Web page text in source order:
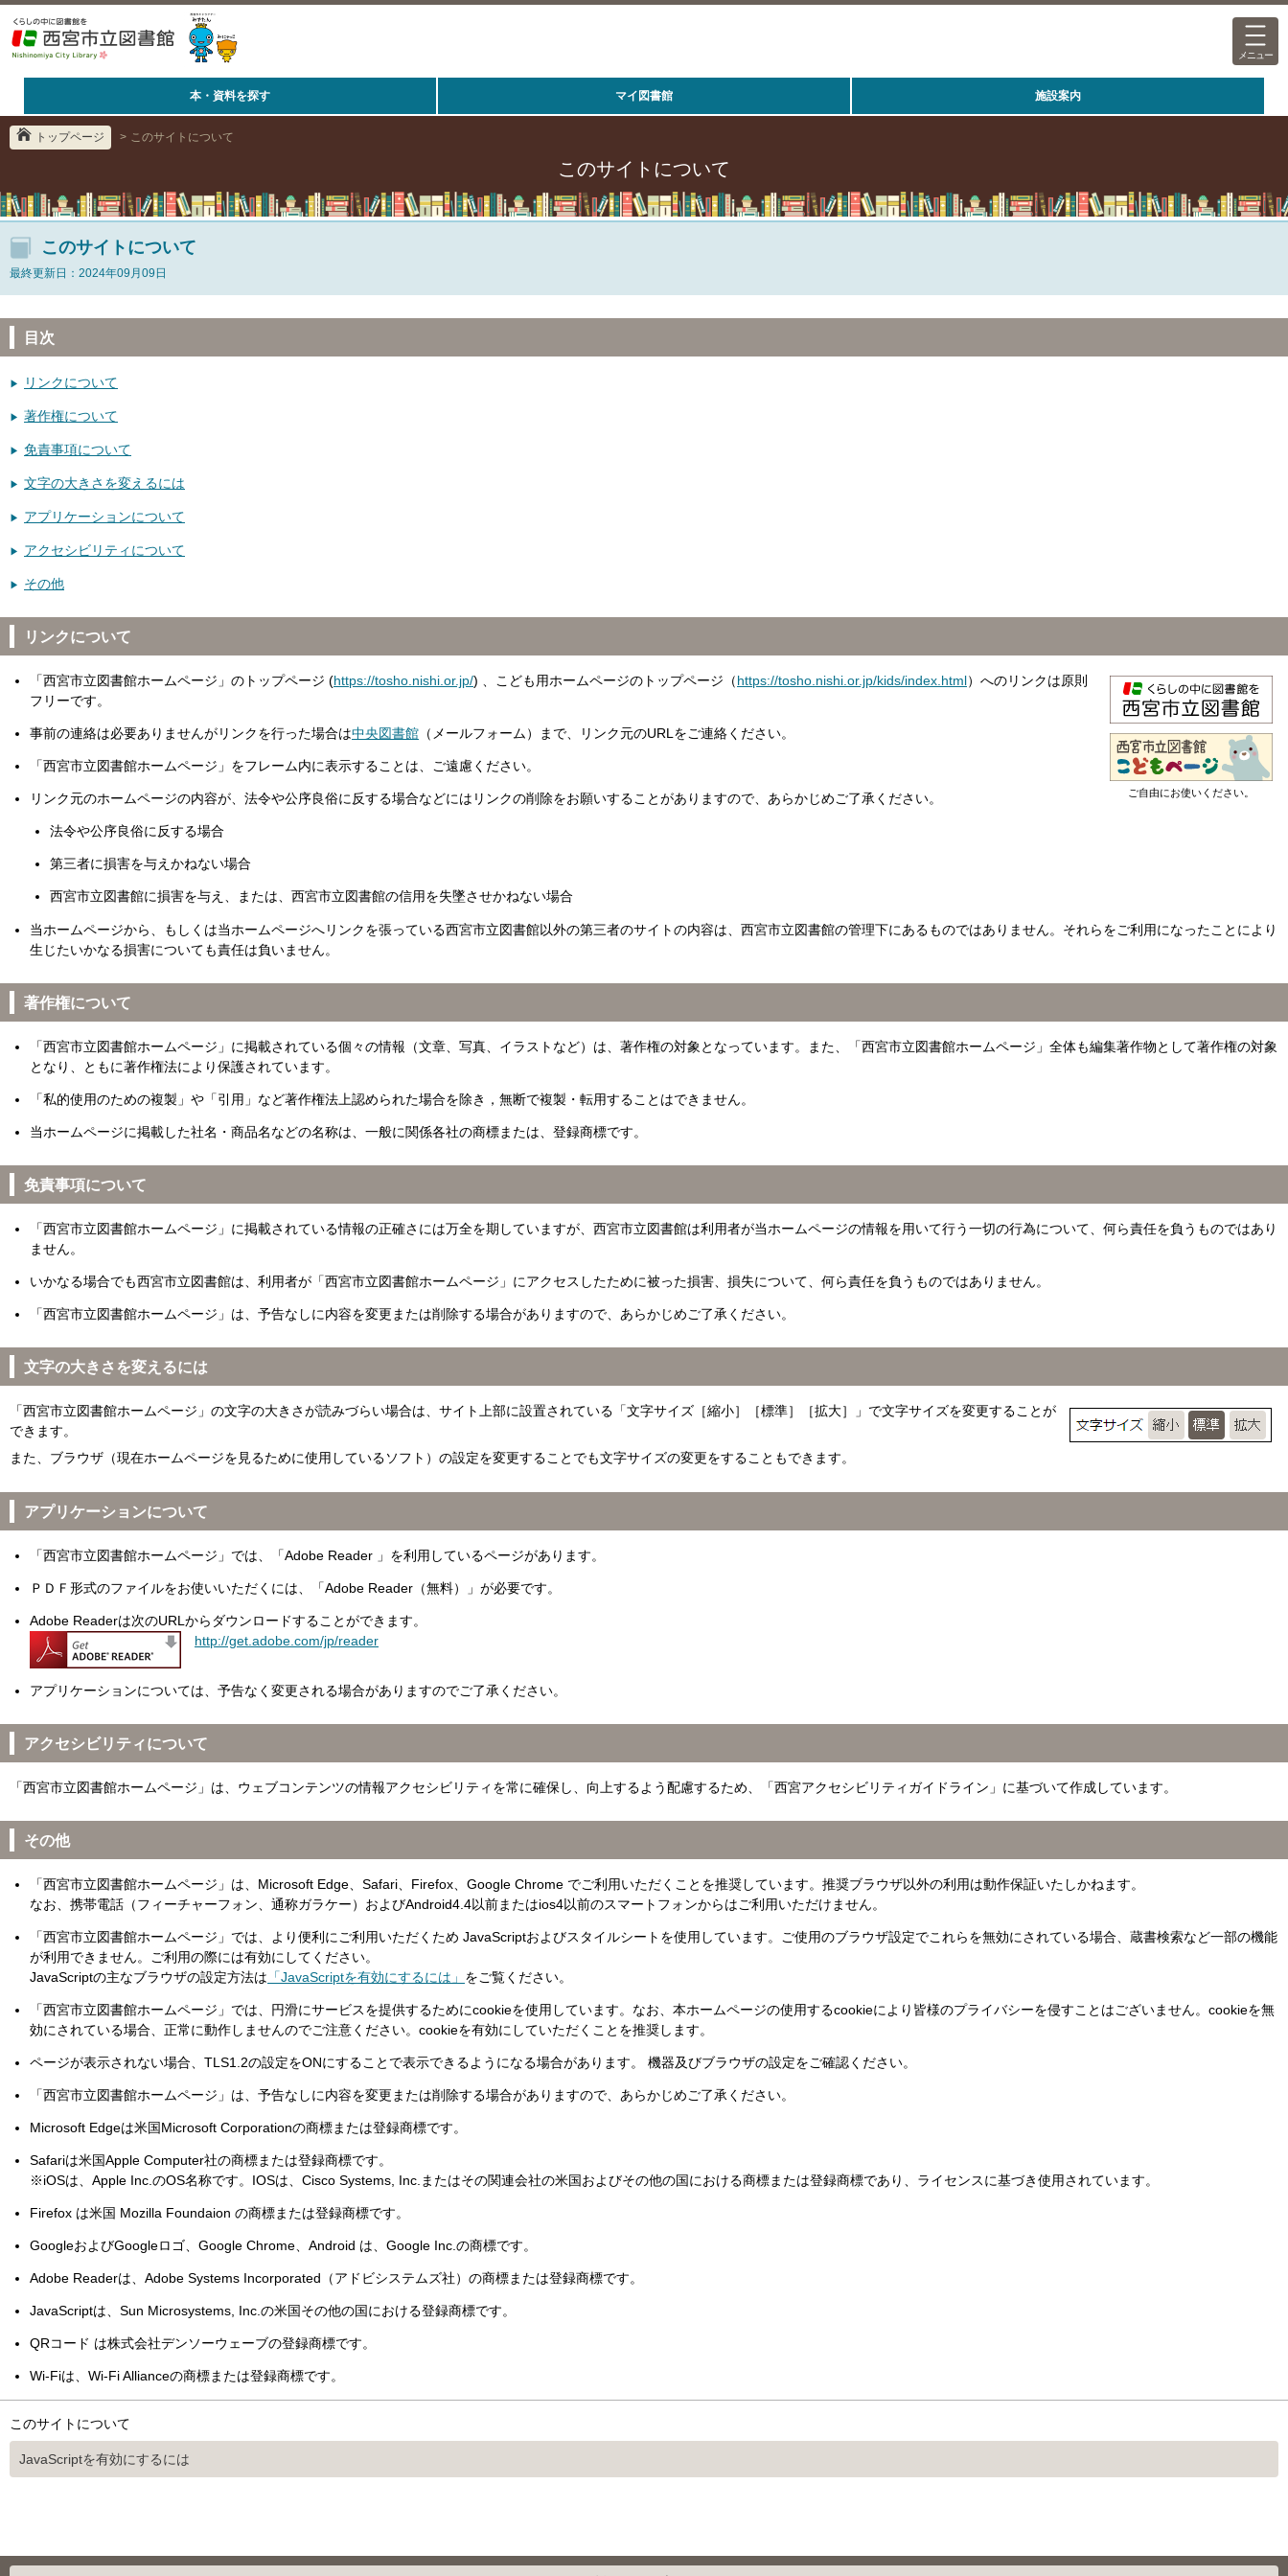
メニュー
本・資料を探す マイ図書館 施設案内
トップページ > このサイトについて
このサイトについて
このサイトについて
最終更新日：2024年09月09日
目次
リンクについて
著作権について
免責事項について
文字の大きさを変えるには
アプリケーションについて
アクセシビリティについて
その他
リンクについて
ご自由にお使いください。
「西宮市立図書館ホームページ」のトップページ (https://tosho.nishi.or.jp/) 、こども用ホームページのトップページ（https://tosho.nishi.or.jp/kids/index.html）へのリンクは原則
フリーです。
事前の連絡は必要ありませんがリンクを行った場合は中央図書館 （メールフォーム）まで、リンク元のURLをご連絡ください。
「西宮市立図書館ホームページ」をフレーム内に表示することは、ご遠慮ください。
リンク元のホームページの内容が、法令や公序良俗に反する場合などにはリンクの削除をお願いすることがありますので、あらかじめご了承ください。
法令や公序良俗に反する場合
第三者に損害を与えかねない場合
西宮市立図書館に損害を与え、または、西宮市立図書館の信用を失墜させかねない場合
当ホームページから、もしくは当ホームページへリンクを張っている西宮市立図書館以外の第三者のサイトの内容は、西宮市立図書館の管理下にあるものではありません。それらをご利用になったことにより
生じたいかなる損害についても責任は負いません。
著作権について
「西宮市立図書館ホームページ」に掲載されている個々の情報（文章、写真、イラストなど）は、著作権の対象となっています。また、「西宮市立図書館ホームページ」全体も編集著作物として著作権の対象
となり、ともに著作権法により保護されています。
「私的使用のための複製」や「引用」など著作権法上認められた場合を除き，無断で複製・転用することはできません。
当ホームページに掲載した社名・商品名などの名称は、一般に関係各社の商標または、登録商標です。
免責事項について
「西宮市立図書館ホームページ」に掲載されている情報の正確さには万全を期していますが、西宮市立図書館は利用者が当ホームページの情報を用いて行う一切の行為について、何ら責任を負うものではあり
ません。
いかなる場合でも西宮市立図書館は、利用者が「西宮市立図書館ホームページ」にアクセスしたために被った損害、損失について、何ら責任を負うものではありません。
「西宮市立図書館ホームページ」は、予告なしに内容を変更または削除する場合がありますので、あらかじめご了承ください。
文字の大きさを変えるには
「西宮市立図書館ホームページ」の文字の大きさが読みづらい場合は、サイト上部に設置されている「文字サイズ［縮小］［標準］［拡大］」で文字サイズを変更することが
できます。
また、ブラウザ（現在ホームページを見るために使用しているソフト）の設定を変更することでも文字サイズの変更をすることもできます。
アプリケーションについて
「西宮市立図書館ホームページ」では、「Adobe Reader 」を利用しているページがあります。
ＰＤＦ形式のファイルをお使いいただくには、「Adobe Reader（無料）」が必要です。
Adobe Readerは次のURLからダウンロードすることができます。
http://get.adobe.com/jp/reader
アプリケーションについては、予告なく変更される場合がありますのでご了承ください。
アクセシビリティについて
「西宮市立図書館ホームページ」は、ウェブコンテンツの情報アクセシビリティを常に確保し、向上するよう配慮するため、「西宮アクセシビリティガイドライン」に基づいて作成しています。
その他
「西宮市立図書館ホームページ」は、Microsoft Edge、Safari、Firefox、Google Chrome でご利用いただくことを推奨しています。推奨ブラウザ以外の利用は動作保証いたしかねます。
なお、携帯電話（フィーチャーフォン、通称ガラケー）およびAndroid4.4以前またはios4以前のスマートフォンからはご利用いただけません。
「西宮市立図書館ホームページ」では、より便利にご利用いただくため JavaScriptおよびスタイルシートを使用しています。ご使用のブラウザ設定でこれらを無効にされている場合、蔵書検索など一部の機能
が利用できません。ご利用の際には有効にしてください。
JavaScriptの主なブラウザの設定方法は 「JavaScriptを有効にするには」 をご覧ください。
「西宮市立図書館ホームページ」では、円滑にサービスを提供するためにcookieを使用しています。なお、本ホームページの使用するcookieにより皆様のプライバシーを侵すことはございません。cookieを無
効にされている場合、正常に動作しませんのでご注意ください。cookieを有効にしていただくことを推奨します。
ページが表示されない場合、TLS1.2の設定をONにすることで表示できるようになる場合があります。 機器及びブラウザの設定をご確認ください。
「西宮市立図書館ホームページ」は、予告なしに内容を変更または削除する場合がありますので、あらかじめご了承ください。
Microsoft Edgeは米国Microsoft Corporationの商標または登録商標です。
Safariは米国Apple Computer社の商標または登録商標です。
※iOSは、Apple Inc.のOS名称です。IOSは、Cisco Systems, Inc.またはその関連会社の米国およびその他の国における商標または登録商標であり、ライセンスに基づき使用されています。
Firefox は米国 Mozilla Foundaion の商標または登録商標です。
GoogleおよびGoogleロゴ、Google Chrome、Android は、Google Inc.の商標です。
Adobe Readerは、Adobe Systems Incorporated（アドビシステムズ社）の商標または登録商標です。
JavaScriptは、Sun Microsystems, Inc.の米国その他の国における登録商標です。
QRコード は株式会社デンソーウェーブの登録商標です。
Wi-Fiは、Wi-Fi Allianceの商標または登録商標です。
このサイトについて
JavaScriptを有効にするには